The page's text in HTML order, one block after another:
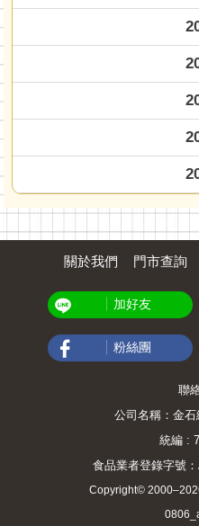
關於我們 門市查詢
加好友
粉絲團
聯
公司名稱：金石
統編 :
食品業者登錄字號
Copyright©